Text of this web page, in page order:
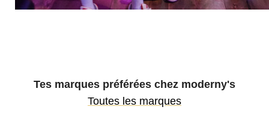
Tes marques préférées chez moderny's
Toutes les marques